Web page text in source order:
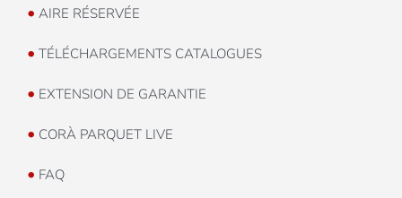
• AIRE RÉSERVÉE
• TÉLÉCHARGEMENTS CATALOGUES
• EXTENSION DE GARANTIE
• CORÀ PARQUET LIVE
• FAQ